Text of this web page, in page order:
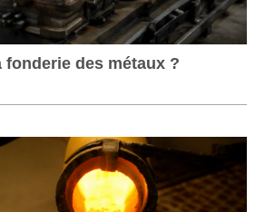
fonderie des métaux ?